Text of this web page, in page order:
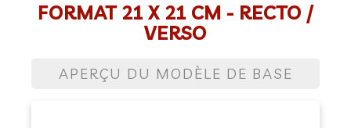
FORMAT 21 X 21 CM - RECTO /
VERSO
APERÇU DU MODÈLE DE BASE